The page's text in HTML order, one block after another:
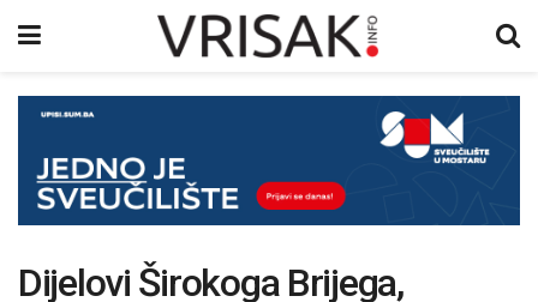
Dijelovi Širokoga Brijega,